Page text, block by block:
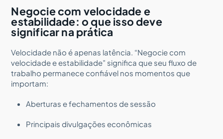
Negocie com velocidade e
estabilidade: o que isso deve
significar na prática
Velocidade não é apenas latência. “Negocie com
velocidade e estabilidade” significa que seu fluxo de
trabalho permanece confiável nos momentos que
importam:
Aberturas e fechamentos de sessão
Principais divulgações econômicas